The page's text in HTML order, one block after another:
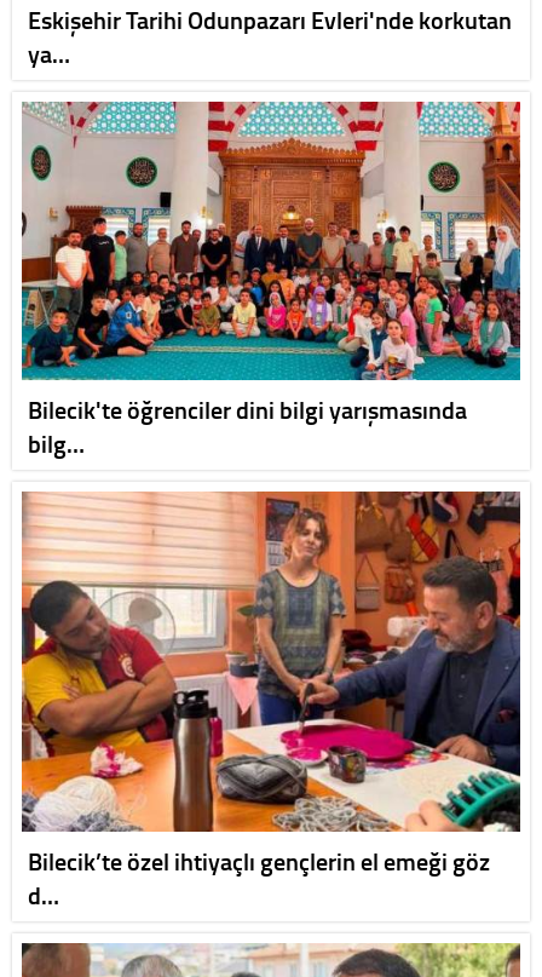
Eskişehir Tarihi Odunpazarı Evleri'nde korkutan
ya…
Bilecik'te öğrenciler dini bilgi yarışmasında
bilg…
Bilecik’te özel ihtiyaçlı gençlerin el emeği göz
d…